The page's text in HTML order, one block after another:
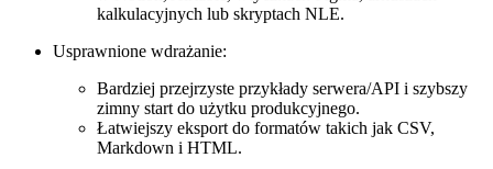
kalkulacyjnych lub skryptach NLE.
Usprawnione wdrażanie:
Bardziej przejrzyste przykłady serwera/API i szybszy
zimny start do użytku produkcyjnego.
Łatwiejszy eksport do formatów takich jak CSV,
Markdown i HTML.